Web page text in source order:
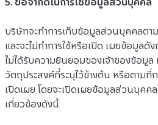
บริษัทจะทำการเก็บข้อมูลส่วนบุคคลต
และจะไม่ทำการใช้หรือเปิด เผยข้อมูล
ไม่ได้รับความยินยอมของเจ้าของข้อมู
วัตถุประสงค์ที่ระบุไว้ข้างต้น หรือตามที่
เปิดเผย โดยจะเปิดเผยข้อมูลส่วนบุค
เกี่ยวข้องดังนี้